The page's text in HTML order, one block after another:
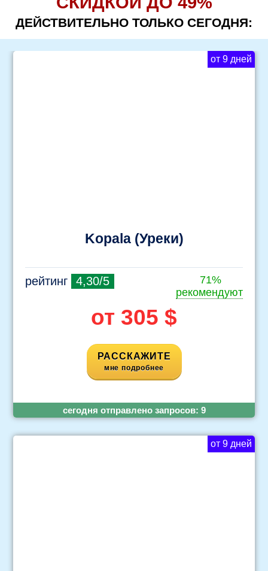
ДЕЙСТВИТЕЛЬНО ТОЛЬКО СЕГОДНЯ:
от 9 дней
Kopala (Уреки)
рейтинг 4,30/5
71%
рекомендуют
от 305 $
РАССКАЖИТЕ
мне подробнее
cегодня отправлено запросов: 9
от 9 дней